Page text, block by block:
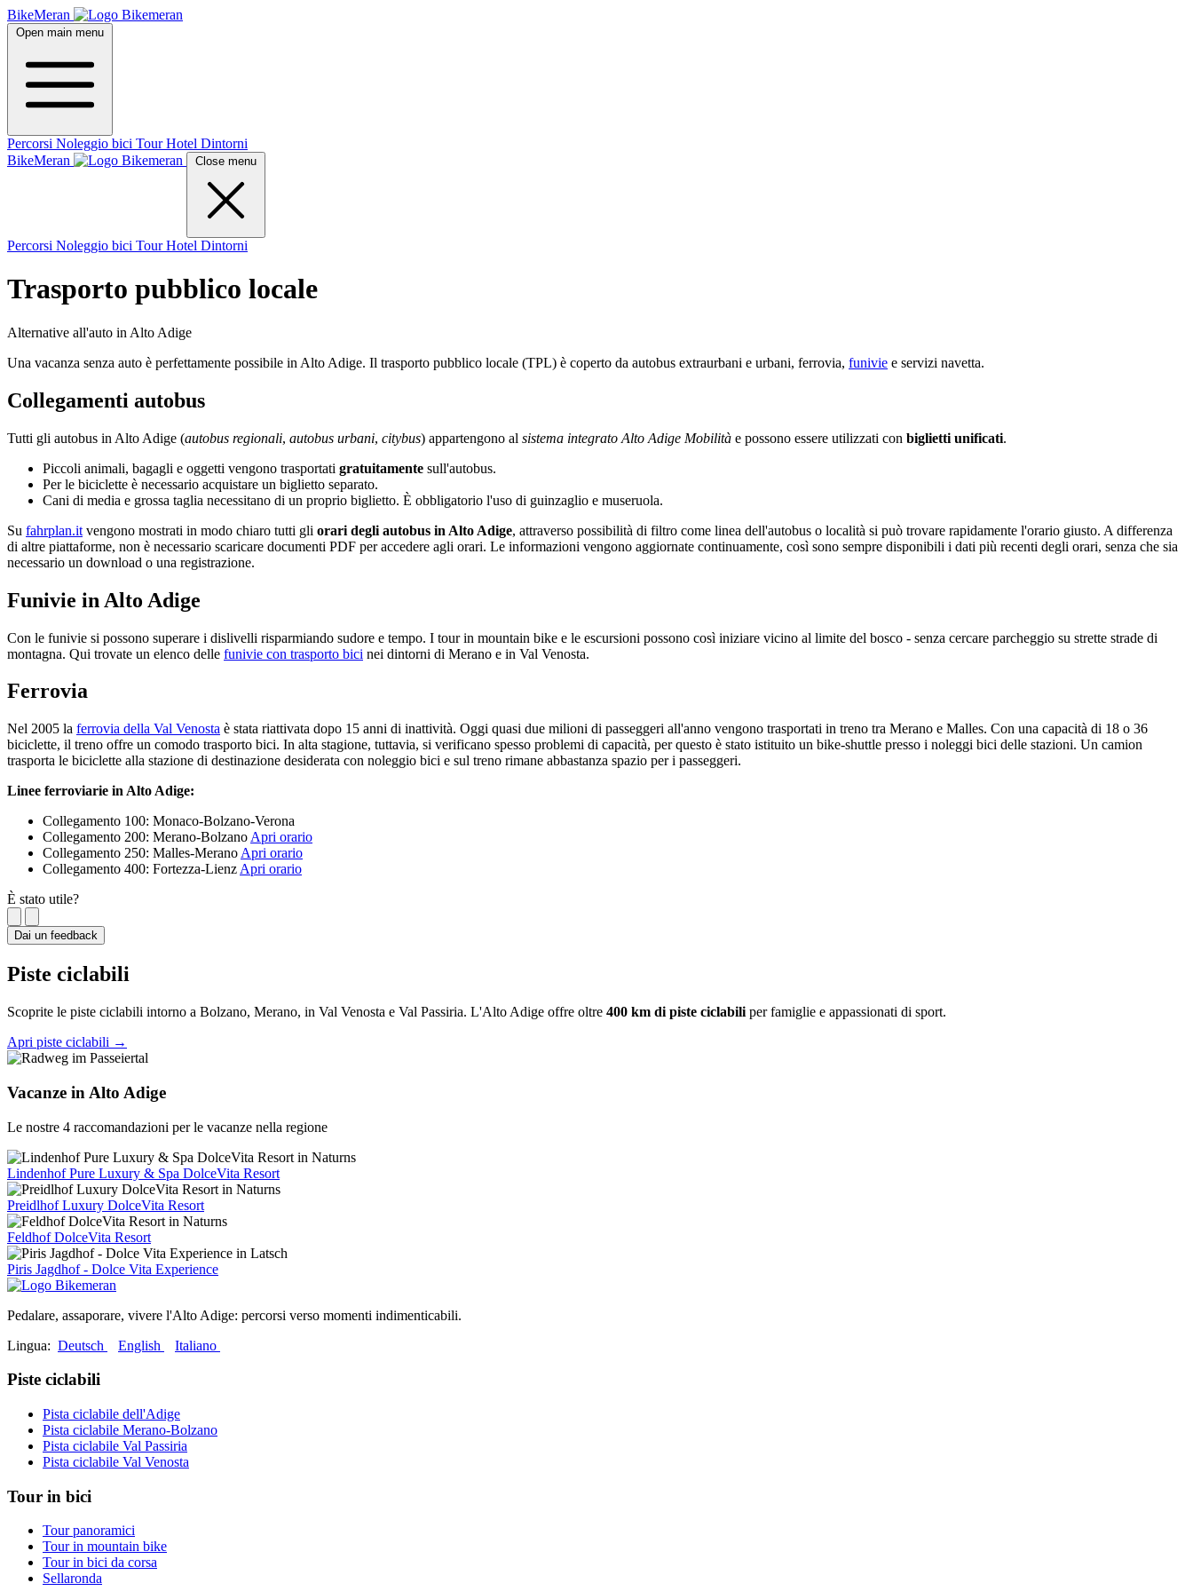
BikeMeran
Open main menu
Percorsi Noleggio bici TourHotel Dintorni
BikeMeran
Close menu
Percorsi Noleggio bici TourHotel Dintorni
Trasporto pubblico locale
Alternative all'auto in Alto Adige
Una vacanza senza auto è perfettamente possibile in Alto Adige. Il trasporto pubblico locale (TPL) è coperto da autobus extraurbani e urbani, ferrovia, funivie e servizi navetta.
Collegamenti autobus
Tutti gli autobus in Alto Adige (autobus regionali, autobus urbani, citybus) appartengono al sistema integrato Alto Adige Mobilità e possono essere utilizzati con biglietti unificati.
Piccoli animali, bagagli e oggetti vengono trasportati gratuitamente sull'autobus.
Per le biciclette è necessario acquistare un biglietto separato.
Cani di media e grossa taglia necessitano di un proprio biglietto. È obbligatorio l'uso di guinzaglio e museruola.
Su fahrplan.it vengono mostrati in modo chiaro tutti gli orari degli autobus in Alto Adige, attraverso possibilità di filtro come linea dell'autobus o località si può trovare rapidamente l'orario giusto. A differenza
di altre piattaforme, non è necessario scaricare documenti PDF per accedere agli orari. Le informazioni vengono aggiornate continuamente, così sono sempre disponibili i dati più recenti degli orari, senza che sia
necessario un download o una registrazione.
Funivie in Alto Adige
Con le funivie si possono superare i dislivelli risparmiando sudore e tempo. I tour in mountain bike e le escursioni possono così iniziare vicino al limite del bosco - senza cercare parcheggio su strette strade di
montagna. Qui trovate un elenco delle funivie con trasporto bici nei dintorni di Merano e in Val Venosta.
Ferrovia
Nel 2005 la ferrovia della Val Venosta è stata riattivata dopo 15 anni di inattività. Oggi quasi due milioni di passeggeri all'anno vengono trasportati in treno tra Merano e Malles. Con una capacità di 18 o 36
biciclette, il treno offre un comodo trasporto bici. In alta stagione, tuttavia, si verificano spesso problemi di capacità, per questo è stato istituito un bike-shuttle presso i noleggi bici delle stazioni. Un camion
trasporta le biciclette alla stazione di destinazione desiderata con noleggio bici e sul treno rimane abbastanza spazio per i passeggeri.
Linee ferroviarie in Alto Adige:
Collegamento 100: Monaco-Bolzano-Verona
Collegamento 200: Merano-Bolzano Apri orario
Collegamento 250: Malles-Merano Apri orario
Collegamento 400: Fortezza-Lienz Apri orario
È stato utile?
Dai un feedback
Piste ciclabili
Scoprite le piste ciclabili intorno a Bolzano, Merano, in Val Venosta e Val Passiria. L'Alto Adige offre oltre 400 km di piste ciclabili per famiglie e appassionati di sport.
Apri piste ciclabili →
Vacanze in Alto Adige
Le nostre 4 raccomandazioni per le vacanze nella regione
Lindenhof Pure Luxury & Spa DolceVita Resort
Preidlhof Luxury DolceVita Resort
Feldhof DolceVita Resort
Piris Jagdhof - Dolce Vita Experience
Pedalare, assaporare, vivere l'Alto Adige: percorsi verso momenti indimenticabili.
Lingua: Deutsch English Italiano
Piste ciclabili
Pista ciclabile dell'Adige
Pista ciclabile Merano-Bolzano
Pista ciclabile Val Passiria
Pista ciclabile Val Venosta
Tour in bici
Tour panoramici
Tour in mountain bike
Tour in bici da corsa
Sellaronda